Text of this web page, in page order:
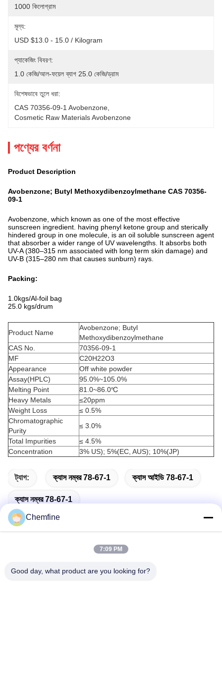
1000 কিলোগ্রাম
মূল্য:
USD $13.0 - 15.0 / Kilogram
প্যাকেজিং বিবরণ:
1.0 কেজি/আল-ফয়েল ব্যাগ 25.0 কেজি/ড্রাম
বিশেষভাবে তুলে ধরা:
CAS 70356-09-1 Avobenzone
Cosmetic Raw Materials Avobenzone
পণ্যের বর্ণনা
Product Description
Avobenzone; Butyl Methoxydibenzoylmethane CAS 70356-
09-1
Avobenzone, which known as one of the most effective
sunscreen ingredient. having phenyl ketone group and sterically
hindered group in one molecule, is an oil soluble sunscreen agent
that absorber a wider range of UV wavelengths. It absorbs both
UV-A (380–315 nm associated with long term skin damage) and
UV-B (315–280 nm that causes sunburn) rays.
Packing:
1.0kgs/Al-foil bag
25.0 kgs/drum
Product Name
Avobenzone; Butyl
Methoxydibenzoylmethane
CAS No.
70356-09-1
MF
C20H22O3
Appearance
Off white powder
Assay(HPLC)
95.0%~105.0%
Melting Point
81.0~86.0℃
Heavy Metals
≤20ppm
Weight Loss
≤ 0.5%
Chromatographic
Purity
≤ 3.0%
Total Impurities
≤ 4.5%
Concentration
3% US); 5%(EC, AUS); 10%(JP)
ট্যাগ: ক্যাস নম্বর 78-67-1 ক্যাস আইডি 78-67-1
ক্যাস নম্বর 78-67-1
Chemfine
7:09 PM
Good day, what product are you looking for?